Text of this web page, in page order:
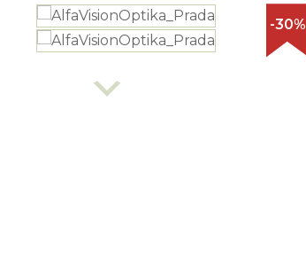
-30%